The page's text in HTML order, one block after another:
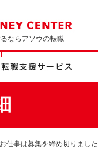
ならアソウの転職
仕事は募集を締め切りました